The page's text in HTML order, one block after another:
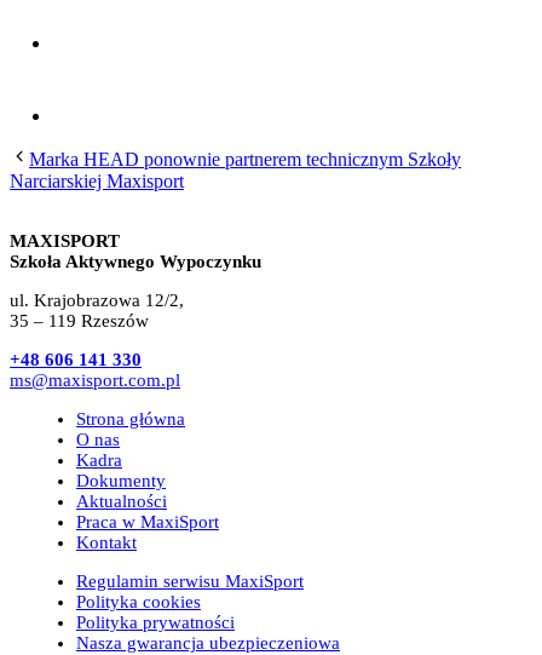
Marka HEAD ponownie partnerem technicznym Szkoły
Narciarskiej Maxisport
MAXISPORT
Szkoła Aktywnego Wypoczynku
ul. Krajobrazowa 12/2,
35 – 119 Rzeszów
+48 606 141 330
ms@maxisport.com.pl
Strona główna
O nas
Kadra
Dokumenty
Aktualności
Praca w MaxiSport
Kontakt
Regulamin serwisu MaxiSport
Polityka cookies
Polityka prywatności
Nasza gwarancja ubezpieczeniowa